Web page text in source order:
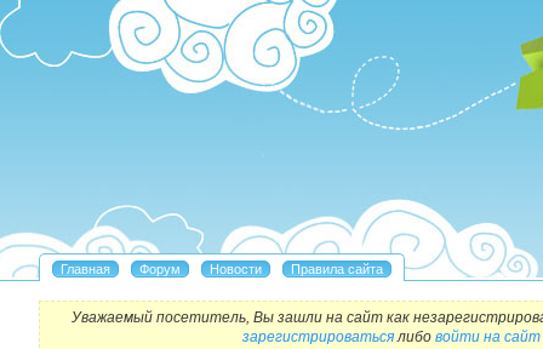
Уважаемый посетитель, Вы зашли на сайт как
зарегистрироватьсялибо войти на сайт